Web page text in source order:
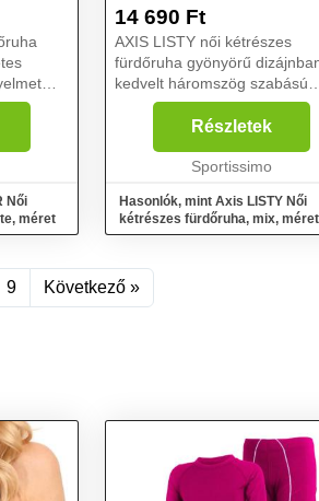
Női
méret
14 690 Ft
AXIS LISTY női kétrészes
fürdőruha gyönyörű
kedvelt háromszög szabású
felsővel. A kötőnek
remekül illeszkedik....
Részletek
Sportissimo
Hasonlók, mint Axis LISTY Női
kétrészes fürdőruha, mix, méret
9 Következő »